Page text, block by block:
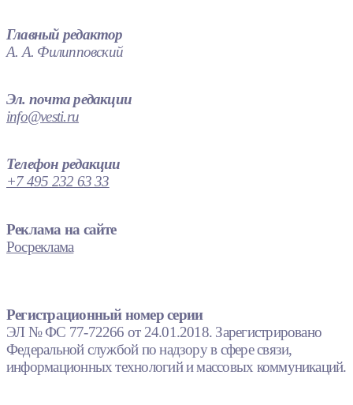
Главный редактор
А. А. Филипповский
Эл. почта редакции
info@vesti.ru
Телефон редакции
+7 495 232 63 33
Реклама на сайте
Росреклама
Регистрационный номер серии
ЭЛ № ФС 77-72266 от 24.01.2018. Зарегистрировано
Федеральной службой по надзору в сфере связи,
информационных технологий и массовых коммуникаций.